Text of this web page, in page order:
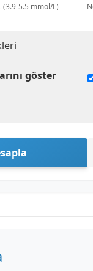
(3.9-5.5 mmol/L)
göster